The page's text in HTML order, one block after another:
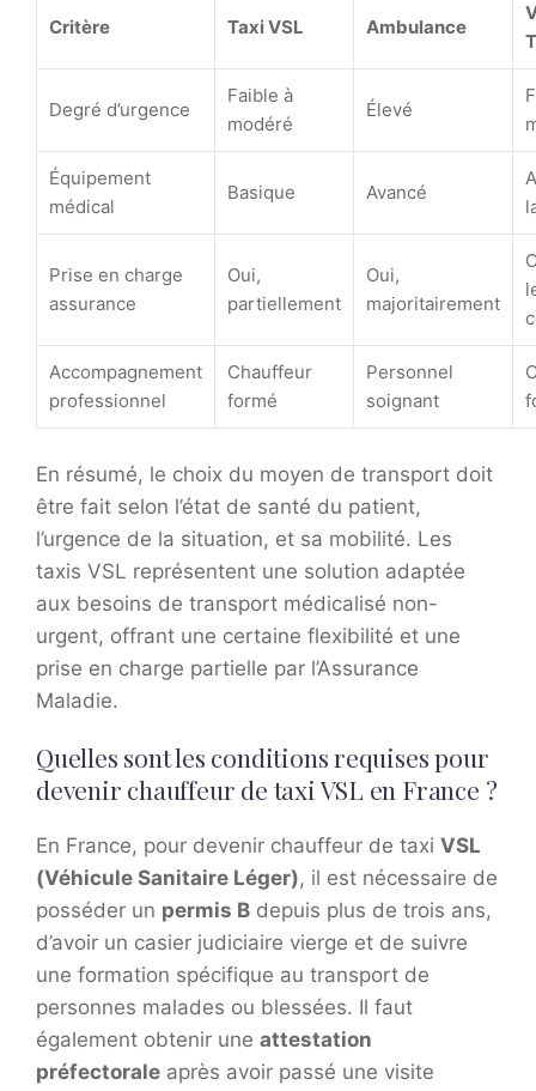
Critère Taxi VSL Ambulance
Degré d’urgence
Faible à
modéré
Élevé
Équipement
médical
Basique Avancé
Prise en charge
assurance
Oui,
partiellement
Oui,
majoritairement
Accompagnement
professionnel
Chauffeur
formé
Personnel
soignant
En résumé, le choix du moyen de transport doit
être fait selon l’état de santé du patient,
l’urgence de la situation, et sa mobilité. Les
taxis VSL représentent une solution adaptée
aux besoins de transport médicalisé non-
urgent, offrant une certaine flexibilité et une
prise en charge partielle par l’Assurance
Maladie.
Quelles sont les conditions requises pour
devenir chauffeur de taxi VSL en France ?
En France, pour devenir chauffeur de taxi VSL
(Véhicule Sanitaire Léger), il est nécessaire de
posséder un permis B depuis plus de trois ans,
d’avoir un casier judiciaire vierge et de suivre
une formation spécifique au transport de
personnes malades ou blessées. Il faut
également obtenir une attestation
préfectorale après avoir passé une visite